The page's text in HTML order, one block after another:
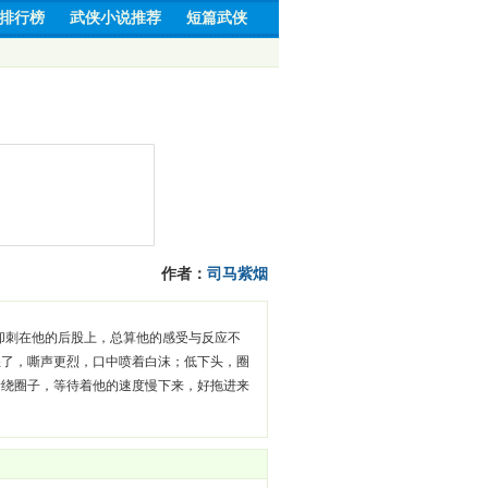
行榜 武侠小说推荐 短篇武侠
作者： 司马紫烟
在他的后股上，总算他的感受与反应不
，嘶声更烈，口中喷着白沫；低下头，圈
圈子，等待着他的速度慢下来，好拖进来